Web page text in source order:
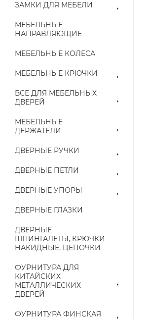
ЗАМКИ ДЛЯ МЕБЕЛИ
МЕБЕЛЬНЫЕ
НАПРАВЛЯЮЩИЕ
МЕБЕЛЬНЫЕ КОЛЕСА
МЕБЕЛЬНЫЕ КРЮЧКИ
ВСЕ ДЛЯ МЕБЕЛЬНЫХ
ДВЕРЕЙ
МЕБЕЛЬНЫЕ
ДЕРЖАТЕЛИ
ДВЕРНЫЕ РУЧКИ
ДВЕРНЫЕ ПЕТЛИ
ДВЕРНЫЕ УПОРЫ
ДВЕРНЫЕ ГЛАЗКИ
ДВЕРНЫЕ
ШПИНГАЛЕТЫ, КРЮЧКИ
НАКИДНЫЕ, ЦЕПОЧКИ
ФУРНИТУРА ДЛЯ
КИТАЙСКИХ
МЕТАЛЛИЧЕСКИХ
ДВЕРЕЙ
ФУРНИТУРА ФИНСКАЯ